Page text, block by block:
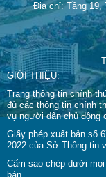
Địa chỉ: Tầng 19,
GIỚI THIỆU:
Trang thông tin chính
đủ các thông tin chính
vụ người dân chủ động
Giấy phép xuất bản số
2022 của Sở Thông tin
Cấm sao chép dưới
bản.